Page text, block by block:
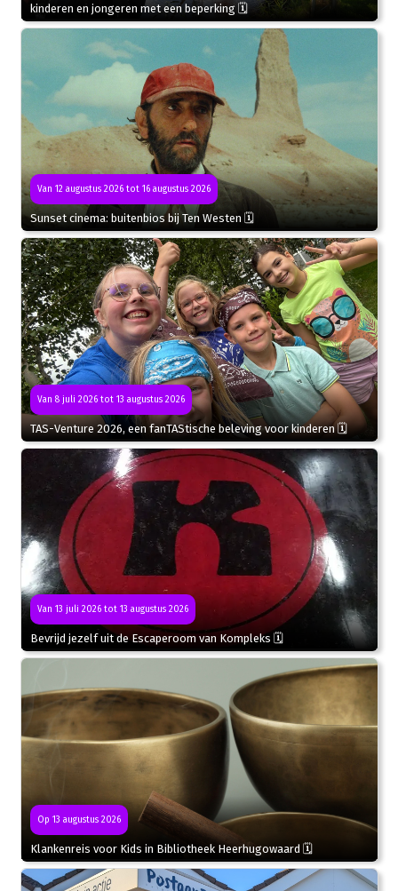
kinderen en jongeren met een beperking 🗓
Van 12 augustus 2026 tot 16 augustus 2026
Sunset cinema: buitenbios bij Ten Westen 🗓
Van 8 juli 2026 tot 13 augustus 2026
TAS-Venture 2026, een fanTAStische beleving voor kinderen 🗓
Van 13 juli 2026 tot 13 augustus 2026
Bevrijd jezelf uit de Escaperoom van Kompleks 🗓
Op 13 augustus 2026
Klankenreis voor Kids in Bibliotheek Heerhugowaard 🗓